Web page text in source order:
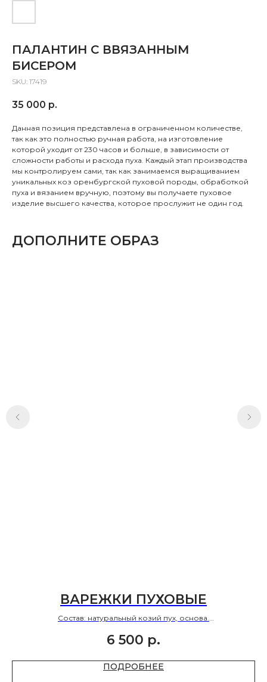
ПАЛАНТИН С ВВЯЗАННЫМ
БИСЕРОМ
SKU: 17419
35 000 р.
Данная позиция представлена в ограниченном количестве,
так как это полностью ручная работа, на изготовление
которой уходит от 230 часов и больше, в зависимости от
сложности работы и расхода пуха. Каждый этап производства
мы контролируем сами, так как занимаемся выращиванием
уникальных коз оренбургской пуховой породы, обработкой
пуха и вязанием вручную, поэтому вы получаете пуховое
изделие высшего качества, которое прослужит не один год.
ДОПОЛНИТЕ ОБРАЗ
ВАРЕЖКИ ПУХОВЫЕ
Состав: натуральный козий пух, основа.
6 500 р.
ПОДРОБНЕЕ